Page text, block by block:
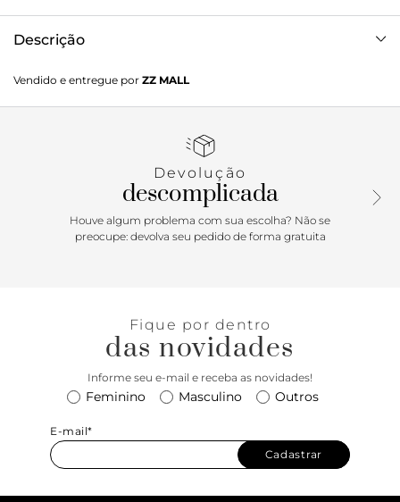
Descrição
formato estruturado, capa frontal e tampo com costuras
em matelassê bombadas e inscrição discreta do nome da
metálica dupla com tiras de couro entrelaçadas e
vazados. Possui fecho em tampo frontal e encaixe em peça
metálica. Com forro e divisória interna.
Vendido e entregue por ZZ MALL
Devolução
descomplicada
Houve algum problema com sua escolha? Não se
preocupe: devolva seu pedido de forma gratuita
Fique por dentro
das novidades
Informe seu e-mail e receba as novidades!
Feminino Masculino Outros
E-mail*
Cadastrar